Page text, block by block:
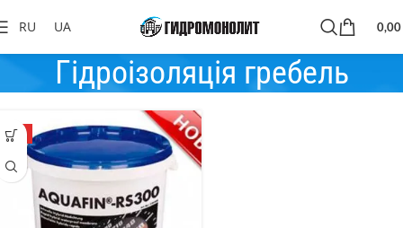
RU UA 0,00
Гідроізоляція гребель
ТОП